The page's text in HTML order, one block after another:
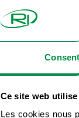
Ce site web
Les cookies nous